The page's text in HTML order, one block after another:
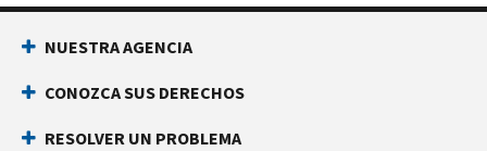
NUESTRA AGENCIA
CONOZCA SUS DERECHOS
RESOLVER UN PROBLEMA